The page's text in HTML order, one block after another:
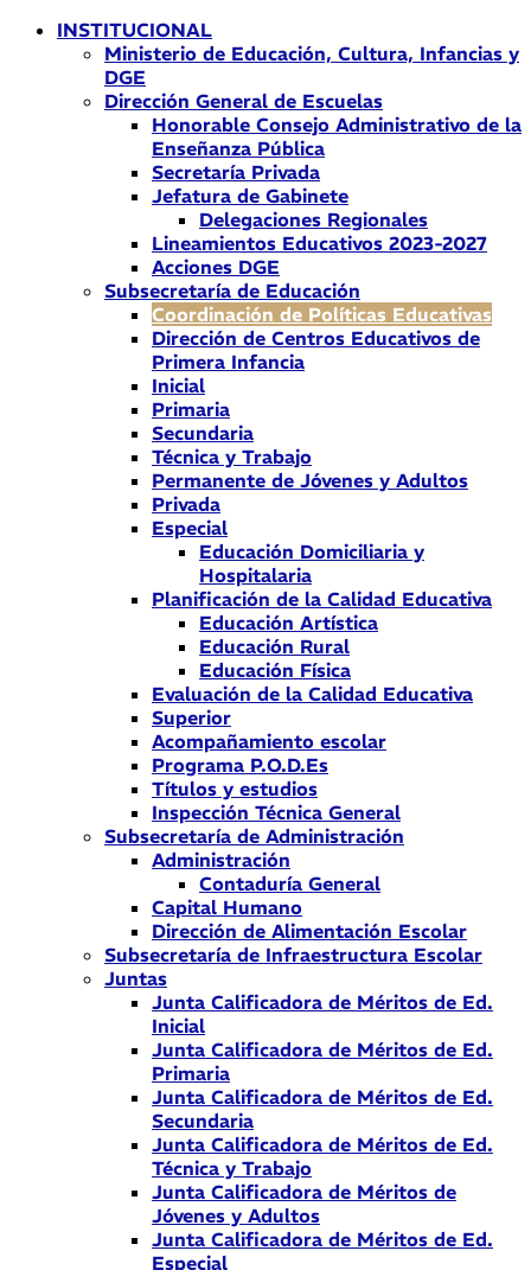
INSTITUCIONAL
Ministerio de Educación, Cultura, Infancias y
DGE
Dirección General de Escuelas
Honorable Consejo Administrativo de la
Enseñanza Pública
Secretaría Privada
Jefatura de Gabinete
Delegaciones Regionales
Lineamientos Educativos 2023-2027
Acciones DGE
Subsecretaría de Educación
Coordinación de Políticas Educativas
Dirección de Centros Educativos de
Primera Infancia
Inicial
Primaria
Secundaria
Técnica y Trabajo
Permanente de Jóvenes y Adultos
Privada
Especial
Educación Domiciliaria y
Hospitalaria
Planificación de la Calidad Educativa
Educación Artística
Educación Rural
Educación Física
Evaluación de la Calidad Educativa
Superior
Acompañamiento escolar
Programa P.O.D.Es
Títulos y estudios
Inspección Técnica General
Subsecretaría de Administración
Administración
Contaduría General
Capital Humano
Dirección de Alimentación Escolar
Subsecretaría de Infraestructura Escolar
Juntas
Junta Calificadora de Méritos de Ed.
Inicial
Junta Calificadora de Méritos de Ed.
Primaria
Junta Calificadora de Méritos de Ed.
Secundaria
Junta Calificadora de Méritos de Ed.
Técnica y Trabajo
Junta Calificadora de Méritos de
Jóvenes y Adultos
Junta Calificadora de Méritos de Ed.
Especial